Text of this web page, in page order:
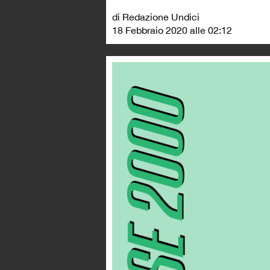
di Redazione Undici
18 Febbraio 2020 alle 02:12